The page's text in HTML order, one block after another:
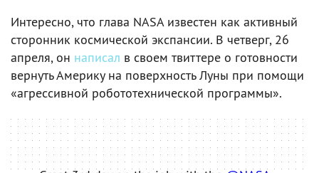
Интересно, что глава NASA известен как активный
сторонник космической экспансии. В четверг, 26
апреля, он написал в своем твиттере о готовности
вернуть Америку на поверхность Луны при помощи
«агрессивной робототехнической программы».